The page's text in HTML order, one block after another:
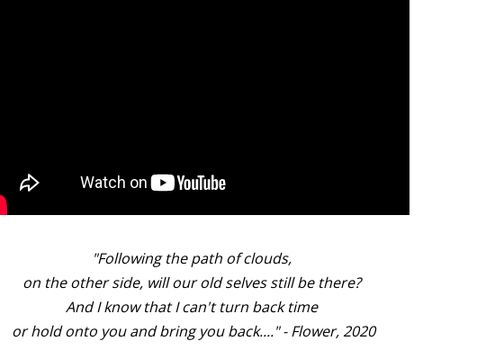
"Following the path of clouds,
on the other side, will our old selves still be there?
And I know that I can't turn back time
or hold onto you and bring you back...." - Flower, 2020